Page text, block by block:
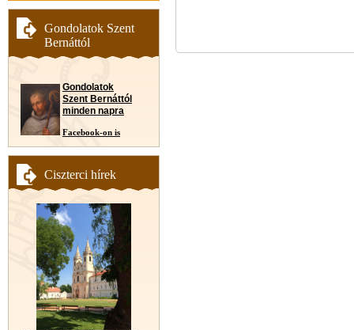
Gondolatok Szent
Bernáttól
Gondolatok
Szent Bernáttól
minden napra
Facebook-on is
Ciszterci hírek